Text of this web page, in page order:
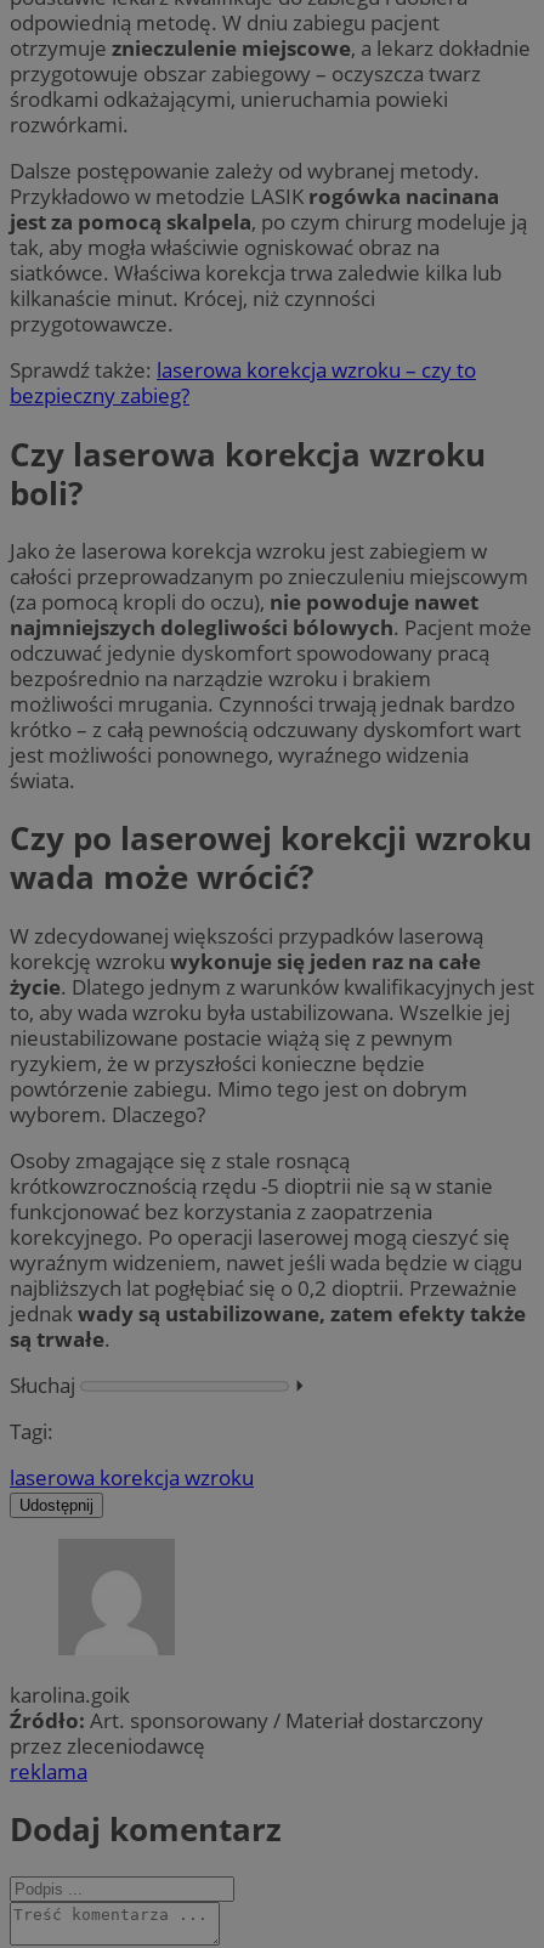
odpowiednią metodę. W dniu zabiegu pacjent
otrzymuje znieczulenie miejscowe, a lekarz dokładnie
przygotowuje obszar zabiegowy – oczyszcza twarz
środkami odkażającymi, unieruchamia powieki
rozwórkami.
Dalsze postępowanie zależy od wybranej metody.
Przykładowo w metodzie LASIK rogówka nacinana
jest za pomocą skalpela, po czym chirurg modeluje ją
tak, aby mogła właściwie ogniskować obraz na
siatkówce. Właściwa korekcja trwa zaledwie kilka lub
kilkanaście minut. Krócej, niż czynności
przygotowawcze.
Sprawdź także: laserowa korekcja wzroku – czy to
bezpieczny zabieg?
Czy laserowa korekcja wzroku
boli?
Jako że laserowa korekcja wzroku jest zabiegiem w
całości przeprowadzanym po znieczuleniu miejscowym
(za pomocą kropli do oczu), nie powoduje nawet
najmniejszych dolegliwości bólowych. Pacjent może
odczuwać jedynie dyskomfort spowodowany pracą
bezpośrednio na narządzie wzroku i brakiem
możliwości mrugania. Czynności trwają jednak bardzo
krótko – z całą pewnością odczuwany dyskomfort wart
jest możliwości ponownego, wyraźnego widzenia
świata.
Czy po laserowej korekcji wzroku
wada może wrócić?
W zdecydowanej większości przypadków laserową
korekcję wzroku wykonuje się jeden raz na całe
życie. Dlatego jednym z warunków kwalifikacyjnych jest
to, aby wada wzroku była ustabilizowana. Wszelkie jej
nieustabilizowane postacie wiążą się z pewnym
ryzykiem, że w przyszłości konieczne będzie
powtórzenie zabiegu. Mimo tego jest on dobrym
wyborem. Dlaczego?
Osoby zmagające się z stale rosnącą
krótkowzrocznością rzędu -5 dioptrii nie są w stanie
funkcjonować bez korzystania z zaopatrzenia
korekcyjnego. Po operacji laserowej mogą cieszyć się
wyraźnym widzeniem, nawet jeśli wada będzie w ciągu
najbliższych lat pogłębiać się o 0,2 dioptrii. Przeważnie
jednakwady są ustabilizowane, zatem efekty także
są trwałe.
Słuchaj
⏵︎
Tagi:
laserowa korekcja wzroku
Udostępnij
karolina.goik
Źródło: Art. sponsorowany / Materiał dostarczony
przez zleceniodawcę
reklama
Dodaj komentarz